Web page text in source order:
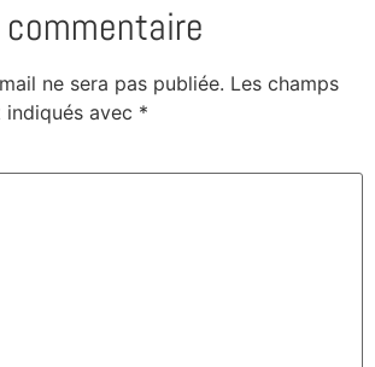
ne sera pas publiée. Les champs
avec *